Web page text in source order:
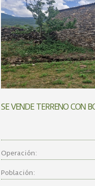
SE VENDE TERRENO CON
Operación:
Población: